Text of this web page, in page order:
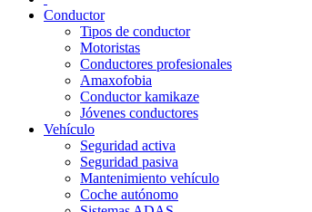
Conductor
Tipos de conductor
Motoristas
Conductores profesionales
Amaxofobia
Conductor kamikaze
Jóvenes conductores
Vehículo
Seguridad activa
Seguridad pasiva
Mantenimiento vehículo
Coche autónomo